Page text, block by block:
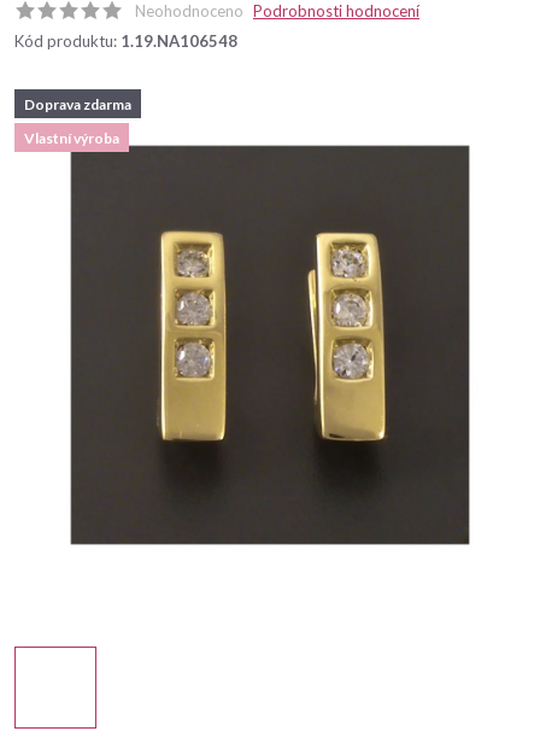
Neohodnoceno Podrobnosti hodnocení
Kód produktu: 1.19.NA106548
Doprava zdarma
Vlastní výroba